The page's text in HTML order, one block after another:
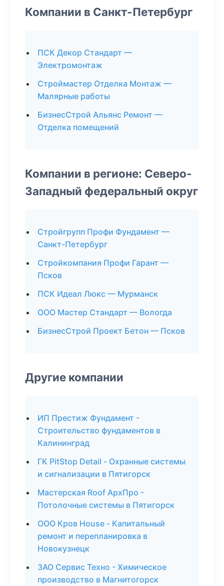
Компании в Санкт-Петербург
ПСК Декор Стандарт —
Электромонтаж
Строймастер Отделка Монтаж —
Малярные работы
БизнесСтрой Альянс Ремонт —
Отделка помещений
Компании в регионе: Северо-
Западный федеральный округ
Стройгрупп Профи Фундамент —
Санкт-Петербург
Стройкомпания Профи Гарант —
Псков
ПСК Идеал Люкс — Мурманск
ООО Мастер Стандарт — Вологда
БизнесСтрой Проект Бетон — Псков
Другие компании
ИП Престиж Фундамент -
Строительство фундаментов в
Калининград
ГК PitStop Detail - Охранные системы
и сигнализации в Пятигорск
Мастерская Roof АрхПро -
Потолочные системы в Пятигорск
ООО Кров House - Капитальный
ремонт и перепланировка в
Новокузнецк
ЗАО Сервис Техно - Химическое
производство в Магнитогорск